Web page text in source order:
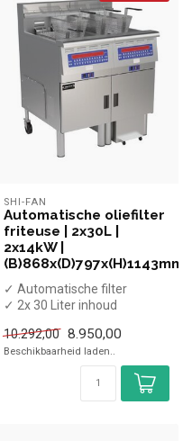
SHI-FAN
Automatische oliefilter
friteuse | 2x30L |
2x14kW |
(B)868x(D)797x(H)1143mm
✓ Automatische filter
✓ 2x 30 Liter inhoud
✓ Staand model
✓...
10.292,00 8.950,00
Beschikbaarheid laden..